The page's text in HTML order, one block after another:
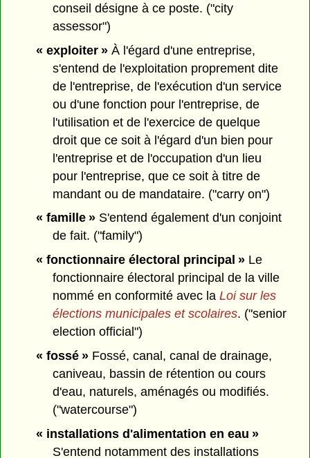
conseil désigne à ce poste. ("city
assessor")
« exploiter »À l'égard d'une entreprise,
s'entend de l'exploitation proprement dite
de l'entreprise, de l'exécution d'un service
ou d'une fonction pour l'entreprise, de
l'utilisation et de l'exercice de quelque
droit que ce soit à l'égard d'un bien pour
l'entreprise et de l'occupation d'un lieu
pour l'entreprise, que ce soit à titre de
mandant ou de mandataire. ("carry on")
« famille »S'entend également d'un conjoint
de fait. ("family")
« fonctionnaire électoral principal »Le
fonctionnaire électoral principal de la ville
nommé en conformité avec laLoi sur les
élections municipales et scolaires. ("senior
election official")
« fossé »Fossé, canal, canal de drainage,
caniveau, bassin de rétention ou cours
d'eau, naturels, aménagés ou modifiés.
("watercourse")
« installations d'alimentation en eau »
S'entend notamment des installations